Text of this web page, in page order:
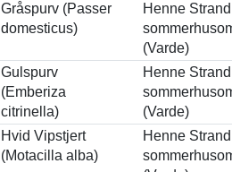
Gråspurv (Passer
domesticus)
Henne Strand
(Varde)
Gulspurv
(Emberiza
citrinella)
Henne Strand
(Varde)
Hvid Vipstjert
(Motacilla alba)
Henne Strand